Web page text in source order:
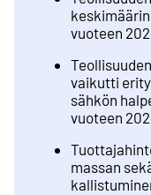
vuoteen
vaikutti
sähkön
vuoteen
massan